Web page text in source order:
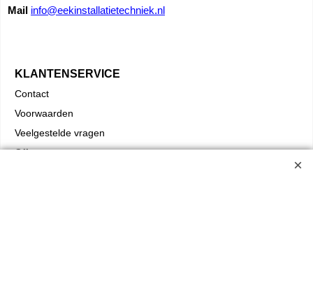
Mail info@eekinstallatietechniek.nl
KLANTENSERVICE
Contact
Voorwaarden
Veelgestelde vragen
Offerte aanvragen